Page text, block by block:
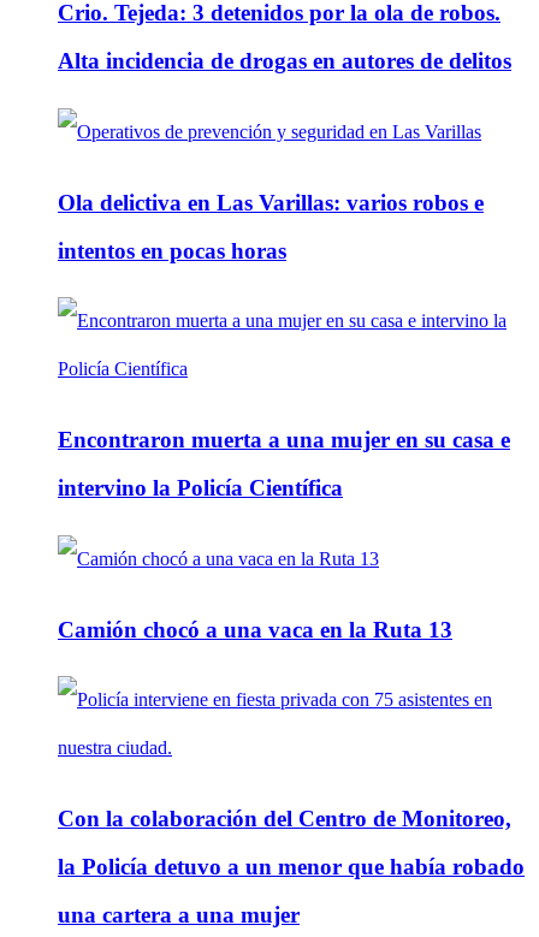
Crio. Tejeda: 3 detenidos por la ola de robos.
Alta incidencia de drogas en autores de delitos
Ola delictiva en Las Varillas: varios robos e
intentos en pocas horas
Encontraron muerta a una mujer en su casa e
intervino la Policía Científica
Camión chocó a una vaca en la Ruta 13
Con la colaboración del Centro de Monitoreo,
la Policía detuvo a un menor que había robado
una cartera a una mujer